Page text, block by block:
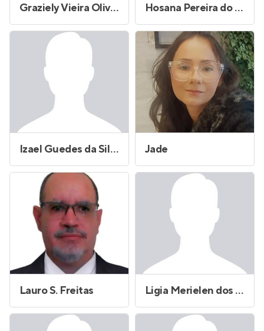
Graziely Vieira Oliveira Hosana Pereira do Carmo
Izael Guedes da Silva Jade
Lauro S. Freitas Ligia Merielen dos Anjos Lozano